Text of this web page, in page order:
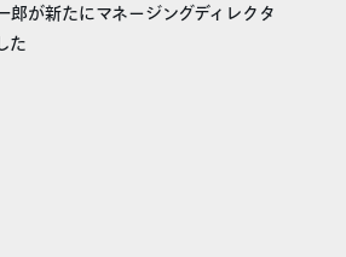
郎が新たにマネージングディレクタ
た